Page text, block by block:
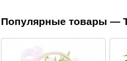
Популярные товары —